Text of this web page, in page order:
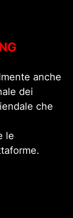
anche
dei
che
le